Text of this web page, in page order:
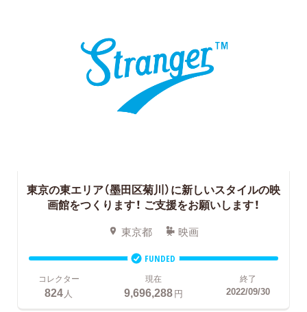
東京の東エリア（墨田区菊川）に新しいスタイルの映
画館をつくります！ ご支援をお願いします！
東京都 映画
FUNDED
コレクター
824人
現在
9,696,288円
終了
2022/09/30